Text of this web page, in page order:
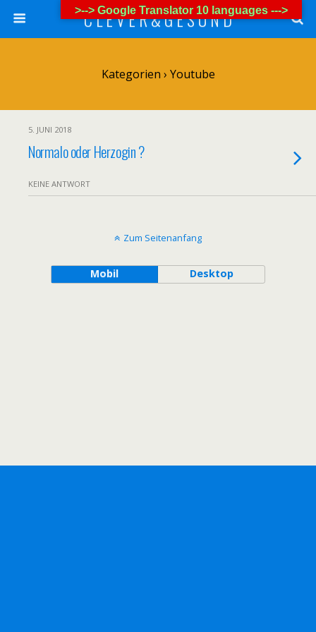
C L E V E R & G E S U N D
Kategorien › Youtube
5. JUNI 2018
Normalo oder Herzogin ?
KEINE ANTWORT
Zum Seitenanfang
Mobil Desktop
>--> Google Translator 10 languages --->